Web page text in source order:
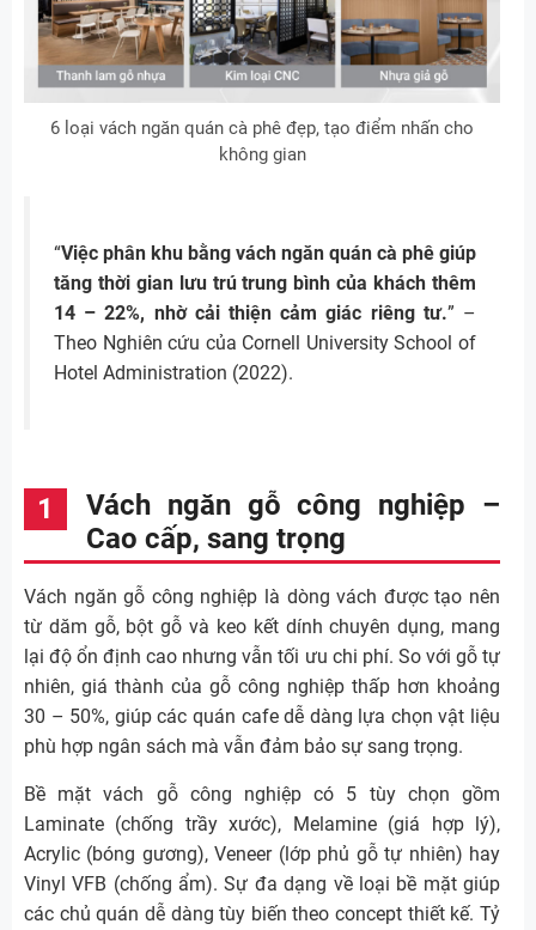
6 loại vách ngăn quán cà phê đẹp, tạo điểm nhấn cho
không gian
“Việc phân khu bằng vách ngăn quán cà phê giúp
tăng thời gian lưu trú trung bình của khách thêm
14 – 22%, nhờ cải thiện cảm giác riêng tư.” –
Theo Nghiên cứu của Cornell University School of
Hotel Administration (2022).
Vách ngăn gỗ công nghiệp –
Cao cấp, sang trọng
Vách ngăn gỗ công nghiệp là dòng vách được tạo nên
từ dăm gỗ, bột gỗ và keo kết dính chuyên dụng, mang
lại độ ổn định cao nhưng vẫn tối ưu chi phí. So với gỗ tự
nhiên, giá thành của gỗ công nghiệp thấp hơn khoảng
30 – 50%, giúp các quán cafe dễ dàng lựa chọn vật liệu
phù hợp ngân sách mà vẫn đảm bảo sự sang trọng.
Bề mặt vách gỗ công nghiệp có 5 tùy chọn gồm
Laminate (chống trầy xước), Melamine (giá hợp lý),
Acrylic (bóng gương), Veneer (lớp phủ gỗ tự nhiên) hay
Vinyl VFB (chống ẩm). Sự đa dạng về loại bề mặt giúp
các chủ quán dễ dàng tùy biến theo concept thiết kế. Tỷ